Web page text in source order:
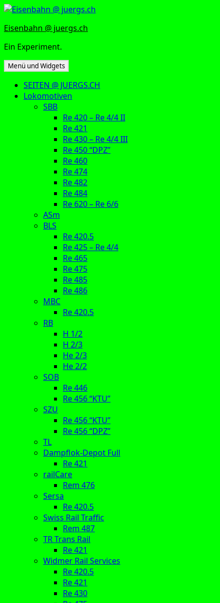
Zum
springen
Eisenbahn @ juergs.ch
Ein Experiment.
Menü und Widgets
SEITEN @ JUERGS.CH
Lokomotiven
SBB
Re 420 – Re 4/4 II
Re 421
Re 430 – Re 4/4 III
Re 450 “DPZ”
Re 460
Re 474
Re 482
Re 484
Re 620 – Re 6/6
ASm
BLS
Re 420.5
Re 425 – Re 4/4
Re 465
Re 475
Re 485
Re 486
MBC
Re 420.5
RB
H 1/2
H 2/3
He 2/3
He 2/2
SOB
Re 446
Re 456 “KTU”
SZU
Re 456 “KTU”
Re 456 “DPZ”
TL
Dampflok-Depot Full
Re 421
railCare
Rem 476
Sersa
Re 420.5
Swiss Rail Traffic
Rem 487
TR Trans Rail
Re 421
Widmer Rail Services
Re 420.5
Re 421
Re 430